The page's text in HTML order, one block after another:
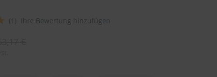
(1) Ihre Bewertung hinzufügen